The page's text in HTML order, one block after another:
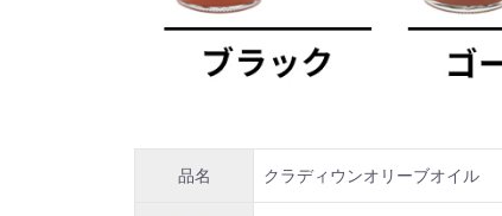
品名 クラディウンオリーブオイル